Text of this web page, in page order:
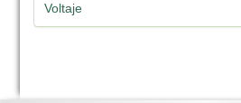
Voltaje